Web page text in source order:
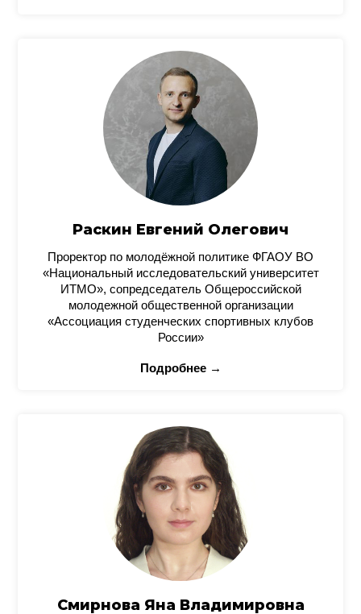
Раскин Евгений Олегович
Проректор по молодёжной политике ФГАОУ ВО
«Национальный исследовательский университет
ИТМО», сопредседатель Общероссийской
молодежной общественной организации
«Ассоциация студенческих спортивных клубов
России»
Подробнее →
Смирнова Яна Владимировна